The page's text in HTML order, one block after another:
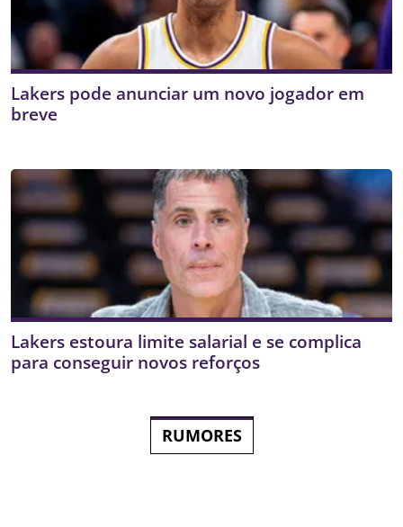
Lakers pode anunciar um novo jogador em
breve
Lakers estoura limite salarial e se complica
para conseguir novos reforços
RUMORES